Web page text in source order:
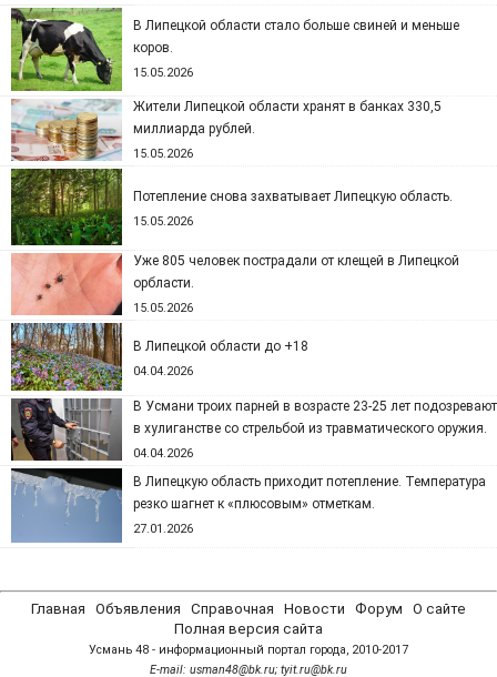
В Липецкой области стало больше свиней и меньше
коров.
15.05.2026
Жители Липецкой области хранят в банках 330,5
миллиарда рублей.
15.05.2026
Потепление снова захватывает Липецкую область.
15.05.2026
Уже 805 человек пострадали от клещей в Липецкой
орбласти.
15.05.2026
В Липецкой области до +18
04.04.2026
В Усмани троих парней в возрасте 23-25 лет подозревают
в хулиганстве со стрельбой из травматического оружия.
04.04.2026
В Липецкую область приходит потепление. Температура
резко шагнет к «плюсовым» отметкам.
27.01.2026
Главная Объявления Справочная Новости Форум
О сайте
Полная версия сайта
Усмань 48 - информационный портал города, 2010-2017
Е-mail: usman48@bk.ru; tyit.ru@bk.ru